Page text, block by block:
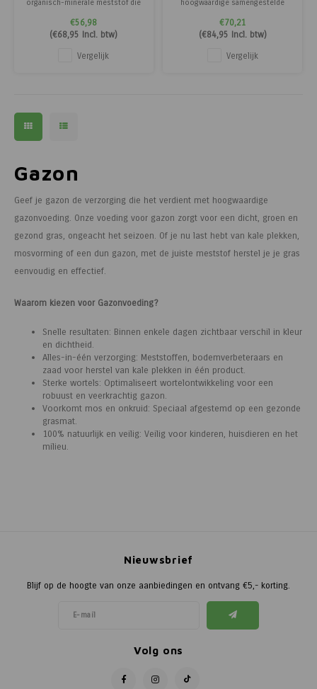
organisch-minerale meststof die
gebruik in het najaar. Dankzij het
hoge kaliumgehalte (18% K2O)
helpt deze meststof planten en
gazons optimaal afharden voor de
€56,98
(€68,95 Incl. btw)
Vergelijk
hoogwaardige samengestelde
10) met een evenwichtige
samenstelling voor een gezonde
en gelijkmatige plantengroei.
Deze meststof is toegelaten voor
€70,21
(€84,95 Incl. btw)
Vergelijk
Gazon
Geef je gazon de verzorging die het verdient met hoogwaardige
gazonvoeding. Onze voeding voor gazon zorgt voor een dicht, groen en
gezond gras, ongeacht het seizoen. Of je nu last hebt van kale plekken,
mosvorming of een dun gazon, met de juiste meststof herstel je je gras
eenvoudig en effectief.
Waarom kiezen voor Gazonvoeding?
Snelle resultaten: Binnen enkele dagen zichtbaar verschil in kleur
en dichtheid.
Alles-in-één verzorging: Meststoffen, bodemverbeteraars en
zaad voor herstel van kale plekken in één product.
Sterke wortels: Optimaliseert wortelontwikkeling voor een
robuust en veerkrachtig gazon.
Voorkomt mos en onkruid: Speciaal afgestemd op een gezonde
grasmat.
100% natuurlijk en veilig: Veilig voor kinderen, huisdieren en het
milieu.
Nieuwsbrief
Blijf op de hoogte van onze aanbiedingen en ontvang €5,- korting.
Volg ons